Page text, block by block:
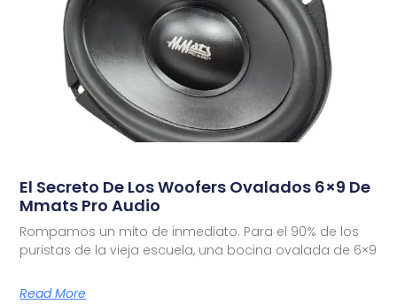
El Secreto De Los Woofers Ovalados 6×9 De
Mmats Pro Audio
Rompamos un mito de inmediato. Para el 90% de los
puristas de la vieja escuela, una bocina ovalada de 6×9
Read More